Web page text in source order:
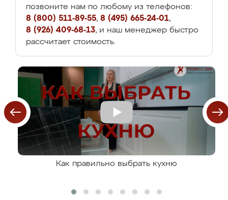
позвоните нам по любому из телефонов:
8 (800) 511-89-55, 8 (495) 665-24-01,
8 (926) 409-68-13, и наш менеджер быстро
рассчитает стоимость.
Как правильно выбрать кухню